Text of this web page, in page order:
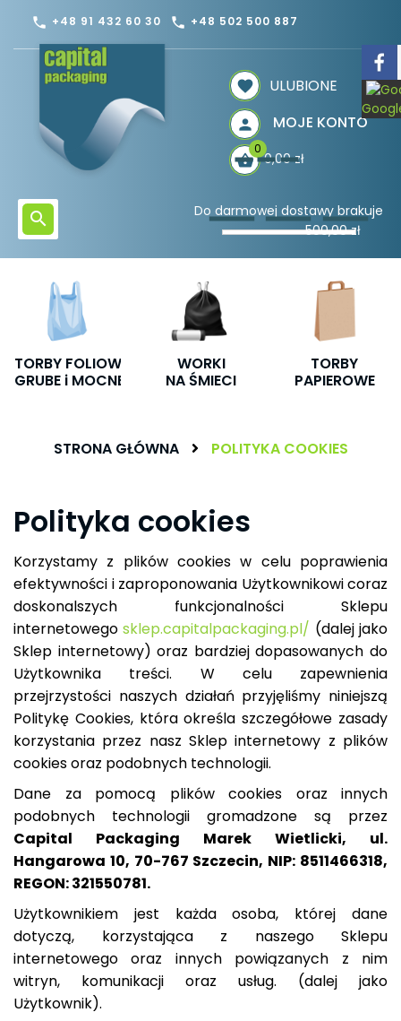
phone +48 91 432 60 30 phone +48 502 500 887
ULUBIONE
MOJE KONTO
0,00 zł
0
Do darmowej dostawy brakuje
500,00 zł
TORBY
PAPIEROWE
PAKOWANIE
i WYSYŁKA
HIGIENA
i
STRONA GŁÓWNA POLITYKA COOKIES
Polityka cookies
Korzystamy z plików cookies w celu poprawienia
efektywności i zaproponowania Użytkownikowi coraz
doskonalszych funkcjonalności Sklepu
internetowegosklep.capitalpackaging.pl/ (dalej jako
Sklep internetowy) oraz bardziej dopasowanych do
Użytkownika treści. W celu zapewnienia
przejrzystości naszych działań przyjęliśmy niniejszą
Politykę Cookies, która określa szczegółowe zasady
korzystania przez nasz Sklep internetowy z plików
cookies oraz podobnych technologii.
Dane za pomocą plików cookies oraz innych
podobnych technologii gromadzone są przez
Capital Packaging Marek Wietlicki, ul.
Hangarowa 10, 70-767 Szczecin, NIP: 8511466318,
REGON: 321550781.
Użytkownikiem jest każda osoba, której dane
dotyczą, korzystająca z naszego Sklepu
internetowego oraz innych powiązanych z nim
witryn, komunikacji oraz usług. (dalej jako
Użytkownik).